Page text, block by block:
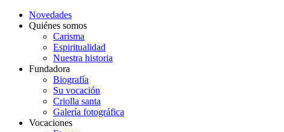
Novedades
Quiénes somos
Carisma
Espiritualidad
Nuestra historia
Fundadora
Biografía
Su vocación
Criolla santa
Galería fotográfica
Vocaciones